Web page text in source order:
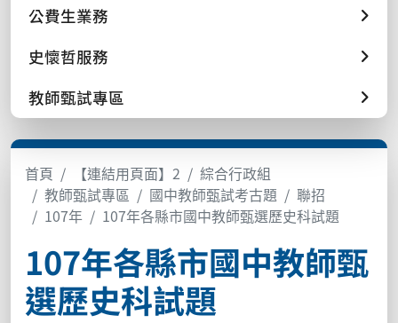
公費生業務
史懷哲服務
教師甄試專區
首頁 【連結用頁面】2
綜合行政組
教師甄試專區
國中教師甄試考古題
聯招
107年
107年各縣市國中教師甄選歷史科試題
107年各縣市國中教師甄
選歷史科試題